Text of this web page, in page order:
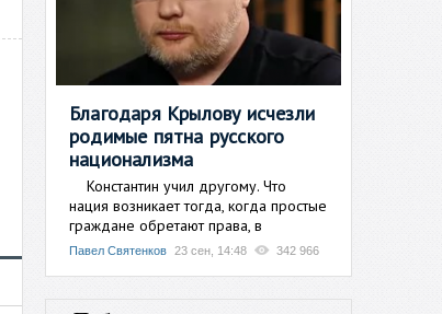
Благодаря Крылову исчезли
родимые пятна русского
национализма
Константин учил другому. Что
нация возникает тогда, когда простые
граждане обретают права, в
Павел Святенков 23 сен, 14:48 342 966